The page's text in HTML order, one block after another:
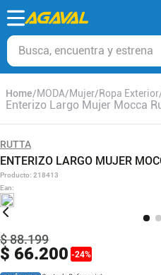
Busca, encuentra y estrena
MODA Mujer Ropa Exterior
Enterizo Largo Mujer Mocca
RUTTA
ENTERIZO LARGO MUJER
Producto: 218413
Ean:
$ 66.200 -24%
$88.199